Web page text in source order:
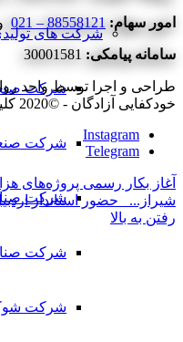
شرکت های
شرکت
شرکت
شرکت
شرکت
شرکت
امور سهام: 88558121 – 021
سامانه پیامکی:
طراحی و اجرا توسط واحد
خودکفایی آزادگان - ©2020 کلیه حقوق محفوظ می‌باشد
Instagram
Telegram
شیراز...
حضور استاندار
رفتن به بالا